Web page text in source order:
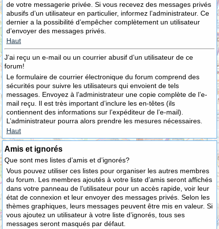
de votre messagerie privée. Si vous recevez des messages privés
abusifs d’un utilisateur en particulier, informez l’administrateur. Ce
dernier a la possibilité d’empêcher complètement un utilisateur
d’envoyer des messages privés.
Haut
J’ai reçu un e-mail ou un courrier abusif d’un utilisateur de ce
forum!
Le formulaire de courrier électronique du forum comprend des
sécurités pour suivre les utilisateurs qui envoient de tels
messages. Envoyez à l’administrateur une copie complète de l’e-
mail reçu. Il est très important d’inclure les en-têtes (ils
contiennent des informations sur l’expéditeur de l’e-mail).
L’administrateur pourra alors prendre les mesures nécessaires.
Haut
Amis et ignorés
Que sont mes listes d’amis et d’ignorés?
Vous pouvez utiliser ces listes pour organiser les autres membres
du forum. Les membres ajoutés à votre liste d’amis seront affichés
dans votre panneau de l’utilisateur pour un accès rapide, voir leur
état de connexion et leur envoyer des messages privés. Selon les
thèmes graphiques, leurs messages peuvent être mis en valeur. Si
vous ajoutez un utilisateur à votre liste d’ignorés, tous ses
messages seront masqués par défaut.